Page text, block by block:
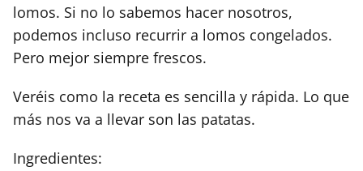
lomos. Si no lo sabemos hacer nosotros,
podemos incluso recurrir a lomos congelados.
Pero mejor siempre frescos.
Veréis como la receta es sencilla y rápida. Lo que
más nos va a llevar son las patatas.
Ingredientes: